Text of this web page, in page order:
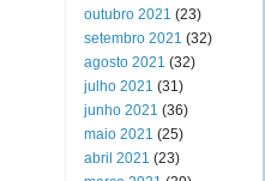
outubro 2021 (23)
setembro 2021 (32)
agosto 2021 (32)
julho 2021 (31)
junho 2021 (36)
maio 2021 (25)
abril 2021 (23)